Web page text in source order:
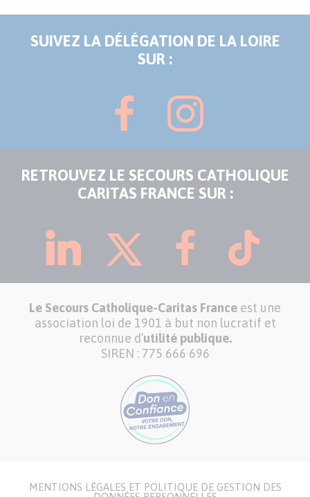
SUIVEZ LA DÉLÉGATION DE LA LOIRE
SUR :
RETROUVEZ LE SECOURS CATHOLIQUE
CARITAS FRANCE SUR :
Le Secours Catholique-Caritas France est une
association loi de 1901 à but non lucratif et
reconnue d’utilité publique.
SIREN : 775 666 696
MENTIONS LÉGALES ET POLITIQUE DE GESTION DES